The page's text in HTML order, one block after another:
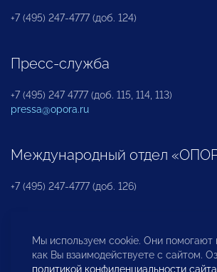
+7 (495) 247-4777 (доб. 124)
Пресс-служба
+7 (495) 247 4777 (доб. 115, 114, 113)
pressa@opora.ru
Международный отдел
+7 (495) 247-4777 (доб. 126)
Бюро по защите прав
инвесторов
Мы используем cookie. Они помогают
как Вы взаимодействуете с сайтом.
политикой конфиденциальности сайта